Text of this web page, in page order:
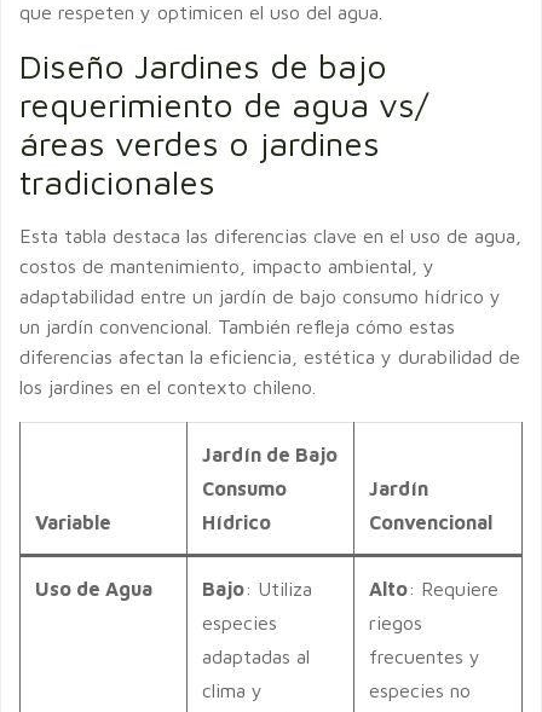
que respeten y optimicen el uso del agua.
Diseño Jardines de bajo
requerimiento de agua vs/
áreas verdes o jardines
tradicionales
Esta tabla destaca las diferencias clave en el uso de agua,
costos de mantenimiento, impacto ambiental, y
adaptabilidad entre un jardín de bajo consumo hídrico y
un jardín convencional. También refleja cómo estas
diferencias afectan la eficiencia, estética y durabilidad de
los jardines en el contexto chileno.
Variable
Jardín de Bajo
Consumo
Hídrico
Jardín
Convencional
Uso de Agua Bajo: Utiliza
especies
adaptadas al
clima y
Alto: Requiere
riegos
frecuentes y
especies no